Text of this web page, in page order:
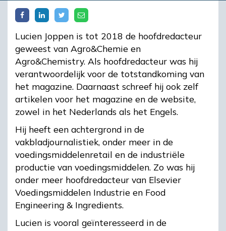
Lucien Joppen is tot 2018 de hoofdredacteur
geweest van Agro&Chemie en
Agro&Chemistry. Als hoofdredacteur was hij
verantwoordelijk voor de totstandkoming van
het magazine. Daarnaast schreef hij ook zelf
artikelen voor het magazine en de website,
zowel in het Nederlands als het Engels.
Hij heeft een achtergrond in de
vakbladjournalistiek, onder meer in de
voedingsmiddelenretail en de industriële
productie van voedingsmiddelen. Zo was hij
onder meer hoofdredacteur van Elsevier
Voedingsmiddelen Industrie en Food
Engineering & Ingredients.
Lucien is vooral geïnteresseerd in de